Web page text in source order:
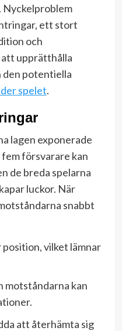
Nyckelproblem
ett stort
och
att upprätthålla
potentiella
spelet.
lagen exponerade
försvarare kan
de breda spelarna
luckor. När
snabbt
position, vilket lämnar
motståndarna kan
att återhämta sig